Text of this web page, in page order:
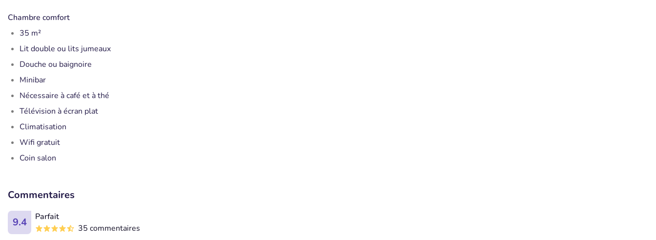
Chambre comfort
35 m²
Lit double ou lits jumeaux
Douche ou baignoire
Minibar
Nécessaire à café et à thé
Télévision à écran plat
Climatisation
Wifi gratuit
Coin salon
Commentaires
9.4
Parfait
35 commentaires